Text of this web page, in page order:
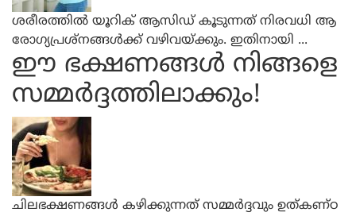
ശരീരത്തില്‍ യൂറിക് ആസിഡ് കൂടുന്നത് നിരവധി ആ
രോഗ്യപ്രശ്‌നങ്ങള്‍ക്ക് വഴിവയ്ക്കും. ഇതിനായി ...
ഈ ഭക്ഷണങ്ങള്‍ നിങ്ങളെ
സമ്മര്‍ദ്ദത്തിലാക്കും!
ചിലഭക്ഷണങ്ങള്‍ കഴിക്കുന്നത് സമ്മര്‍ദ്ദവും ഉത്കണ്ഠ